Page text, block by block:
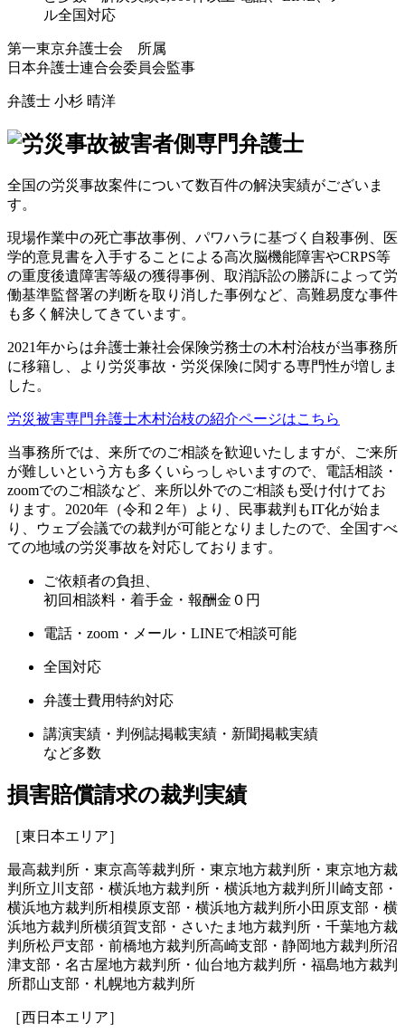
第一東京弁護士会 所属
日本弁護士連合会委員会監事
弁護士 小杉 晴洋
全国の労災事故案件について数百件の解決実績がございま
す。
現場作業中の死亡事故事例、パワハラに基づく自殺事例、医
学的意見書を入手することによる高次脳機能障害やCRPS等
の重度後遺障害等級の獲得事例、取消訴訟の勝訴によって労
働基準監督署の判断を取り消した事例など、高難易度な事件
も多く解決してきています。
2021年からは弁護士兼社会保険労務士の木村治枝が当事務所
に移籍し、より労災事故・労災保険に関する専門性が増しま
した。
労災被害専門弁護士木村治枝の紹介ページはこちら
当事務所では、来所でのご相談を歓迎いたしますが、ご来所
が難しいという方も多くいらっしゃいますので、電話相談・
zoomでのご相談など、来所以外でのご相談も受け付けてお
ります。2020年（令和２年）より、民事裁判もIT化が始ま
り、ウェブ会議での裁判が可能となりましたので、全国すべ
ての地域の労災事故を対応しております。
ご依頼者の負担、
初回相談料・着手金・報酬金０円
電話・zoom・メール・LINEで相談可能
全国対応
弁護士費用特約対応
講演実績・判例誌掲載実績・新聞掲載実績
など多数
損害賠償請求の裁判実績
［東日本エリア］
最高裁判所・東京高等裁判所・東京地方裁判所・東京地方裁
判所立川支部・横浜地方裁判所・横浜地方裁判所川崎支部・
横浜地方裁判所相模原支部・横浜地方裁判所小田原支部・横
浜地方裁判所横須賀支部・さいたま地方裁判所・千葉地方裁
判所松戸支部・前橋地方裁判所高崎支部・静岡地方裁判所沼
津支部・名古屋地方裁判所・仙台地方裁判所・福島地方裁判
所郡山支部・札幌地方裁判所
［西日本エリア］